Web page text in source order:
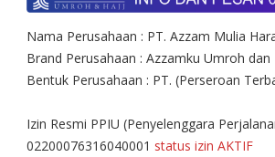
Nama Perusahaan : PT. Azzam Mulia
Brand Perusahaan : Azzamku Umroh dan
Bentuk Perusahaan : PT. (Perseroan
Izin Resmi PPIU (Penyelenggara
02200076316040001 status izin AKTIF